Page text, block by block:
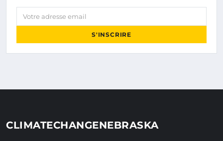
Votre adresse email
S'INSCRIRE
CLIMATECHANGENEBRASKA